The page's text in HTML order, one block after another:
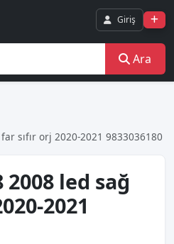
Giriş
Ara
sıfır orj 2020-2021 9833036180
led sağ
2021